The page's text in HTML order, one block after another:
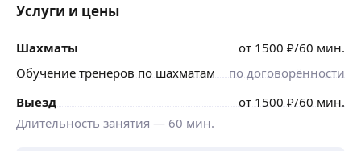
Услуги и цены
Шахматы от 1500 ₽/60 мин.
Обучение тренеров по шахматам
по договорённости
Выезд
от 1500 ₽/60 мин.
Длительность занятия — 60 мин.